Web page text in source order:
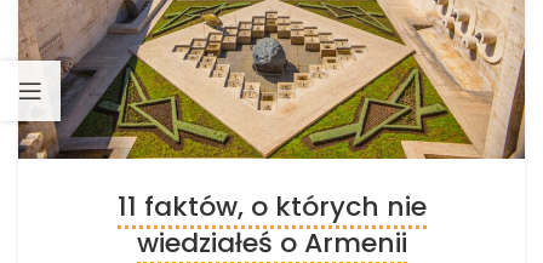
11 faktów, o których nie
wiedziałeś o Armenii